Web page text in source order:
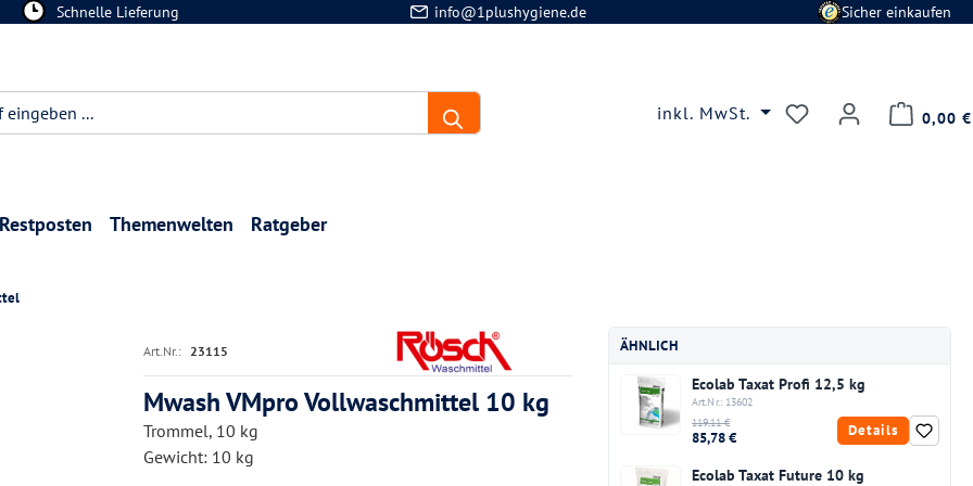
Schnelle Lieferung info@1plushygiene.de Sicher einkaufen
inkl. MwSt. Du hast 0 0,00 €
Restposten Themenwelten Ratgeber
Art.Nr.: 23115
Mwash VMpro Vollwaschmittel 10 kg
Trommel, 10 kg
Gewicht: 10 kg
ÄHNLICH
Ecolab Taxat Profi 12,5 kg
Art.Nr.: 13602
119,11 €
85,78 € Details
Ecolab Taxat Future 10 kg